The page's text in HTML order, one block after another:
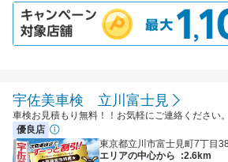
宇佐美車検 立川富士見
車検お見積もり無料！！お気軽にご連絡ください。
優良店
東京都立川市富士見町7丁目
エリアの中心から
:2.6km